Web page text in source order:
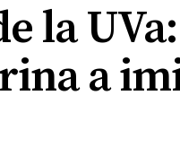
la
a